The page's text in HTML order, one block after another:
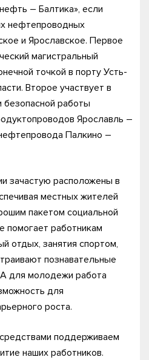
– Балтика», если
нефтепроводных
и Ярославское. Первое
магистральный
точкой в порту Усть-
Второе участвует в
безопасной работы
Ярославль –
Палкино –
зачастую расположены в
местных жителей
пакетом социальной
помогает работникам
отдых, занятия спортом,
познавательные
для молодежи работа
для
роста.
поддерживаем
наших работников.